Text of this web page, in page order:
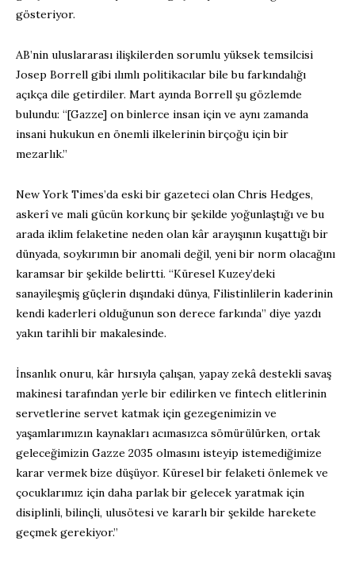
gösteriyor.
AB’nin uluslararası ilişkilerden sorumlu yüksek temsilcisi
Josep Borrell gibi ılımlı politikacılar bile bu farkındalığı
açıkça dile getirdiler. Mart ayında Borrell şu gözlemde
bulundu: “[Gazze] on binlerce insan için ve aynı zamanda
insani hukukun en önemli ilkelerinin birçoğu için bir
mezarlık.”
New York Times’da eski bir gazeteci olan Chris Hedges,
askerî ve mali gücün korkunç bir şekilde yoğunlaştığı ve bu
arada iklim felaketine neden olan kâr arayışının kuşattığı bir
dünyada, soykırımın bir anomali değil, yeni bir norm olacağını
karamsar bir şekilde belirtti. “Küresel Kuzey’deki
sanayileşmiş güçlerin dışındaki dünya, Filistinlilerin kaderinin
kendi kaderleri olduğunun son derece farkında” diye yazdı
yakın tarihli bir makalesinde.
İnsanlık onuru, kâr hırsıyla çalışan, yapay zekâ destekli savaş
makinesi tarafından yerle bir edilirken ve fintech elitlerinin
servetlerine servet katmak için gezegenimizin ve
yaşamlarımızın kaynakları acımasızca sömürülürken, ortak
geleceğimizin Gazze 2035 olmasını isteyip istemediğimize
karar vermek bize düşüyor. Küresel bir felaketi önlemek ve
çocuklarımız için daha parlak bir gelecek yaratmak için
disiplinli, bilinçli, ulusötesi ve kararlı bir şekilde harekete
geçmek gerekiyor.”